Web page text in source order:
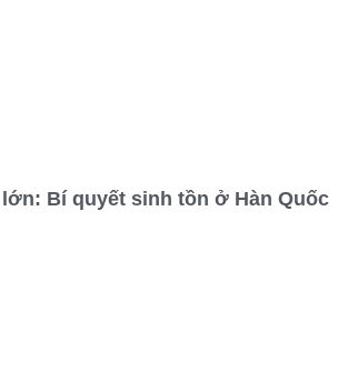
Bí quyết sinh tồn ở Hàn Quốc